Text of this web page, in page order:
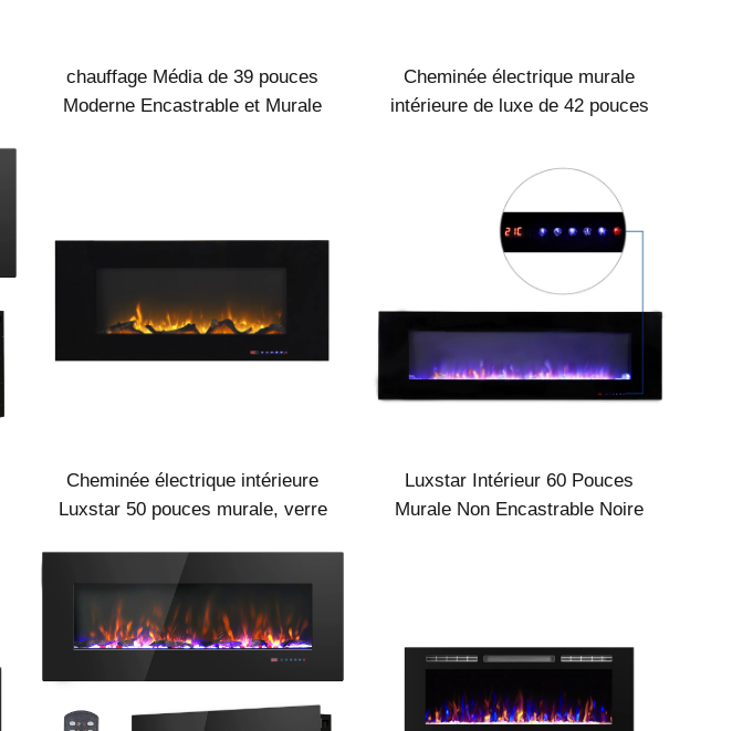
chauffage Média de 39 pouces
Moderne Encastrable et Murale
Cheminée électrique murale
intérieure de luxe de 42 pouces
réelle apparence élégante
Cheminée électrique intérieure
Luxstar 50 pouces murale, verre
à distance, décoration avec
flammes LED
Luxstar Intérieur 60 Pouces
Murale Non Encastrable Noire